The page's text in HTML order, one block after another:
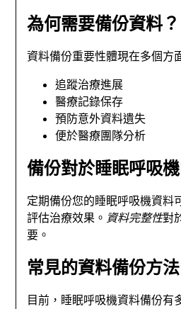
為何需要備份資料？
資料備份重要性體現在多個方
追蹤治療進展
醫療記錄保存
預防意外資料遺失
便於醫療團隊分析
備份對於睡眠呼吸
定期備份您的睡眠呼吸機資料
評估治療效果。 資料完整性對
要。
常見的資料備份方法
目前，睡眠呼吸機資料備份有